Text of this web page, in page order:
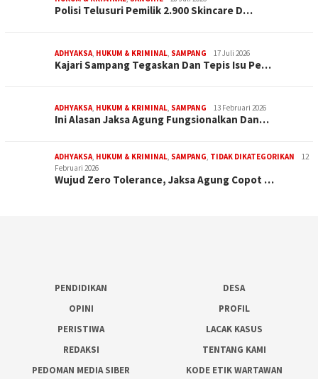
Polisi Telusuri Pemilik 2.900 Skincare D…
ADHYAKSA, HUKUM & KRIMINAL, SAMPANG 17 Juli 2026
Kajari Sampang Tegaskan Dan Tepis Isu Pe…
ADHYAKSA, HUKUM & KRIMINAL, SAMPANG 13 Februari 2026
Ini Alasan Jaksa Agung Fungsionalkan Dan…
ADHYAKSA, HUKUM & KRIMINAL, SAMPANG, TIDAK DIKATEGORIKAN
12
Februari 2026
Wujud Zero Tolerance, Jaksa Agung Copot …
PENDIDIKAN
DESA
OPINI
PROFIL
PERISTIWA
LACAK KASUS
REDAKSI
TENTANG KAMI
PEDOMAN MEDIA SIBER
KODE ETIK WARTAWAN